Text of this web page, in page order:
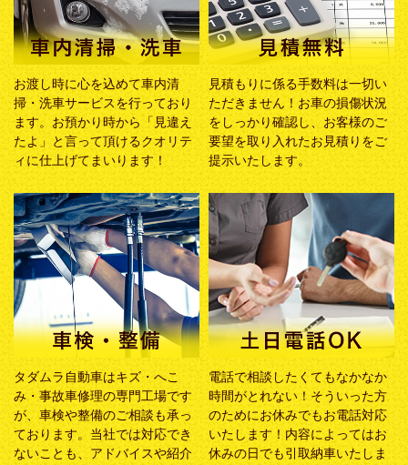
お渡し時に心を込めて車内清
掃・洗車サービスを行っており
ます。お預かり時から「見違え
たよ」と言って頂けるクオリテ
ィに仕上げてまいります！
見積もりに係る手数料は一切い
ただきません！お車の損傷状況
をしっかり確認し、お客様のご
要望を取り入れたお見積りをご
提示いたします。
タダムラ自動車はキズ・へこ
み・事故車修理の専門工場です
が、車検や整備のご相談も承っ
ております。当社では対応でき
ないことも、アドバイスや紹介
電話で相談したくてもなかなか
時間がとれない！そういった方
のためにお休みでもお電話対応
いたします！内容によってはお
休みの日でも引取納車いたしま